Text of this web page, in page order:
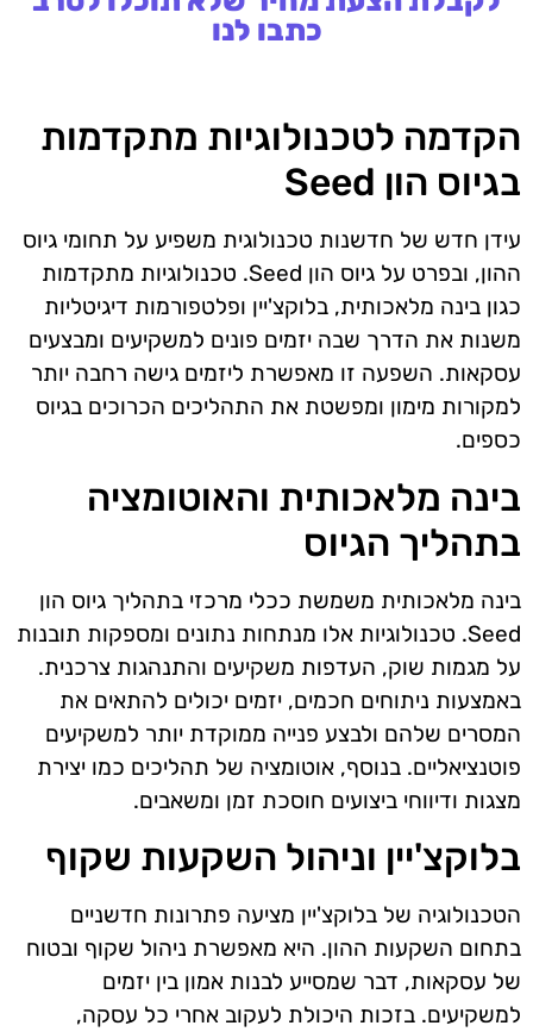
כתבו לנו
הקדמה לטכנולוגיות מתקדמות
בגיוס הון Seed
עידן חדש של חדשנות טכנולוגית משפיע על תחומי גיוס
ההון, ובפרט על גיוס הון Seed. טכנולוגיות מתקדמות
כגון בינה מלאכותית, בלוקצ'יין ופלטפורמות דיגיטליות
משנות את הדרך שבה יזמים פונים למשקיעים ומבצעים
עסקאות. השפעה זו מאפשרת ליזמים גישה רחבה יותר
למקורות מימון ומפשטת את התהליכים הכרוכים בגיוס
כספים.
בינה מלאכותית והאוטומציה
בתהליך הגיוס
בינה מלאכותית משמשת ככלי מרכזי בתהליך גיוס הון
Seed. טכנולוגיות אלו מנתחות נתונים ומספקות תובנות
על מגמות שוק, העדפות משקיעים והתנהגות צרכנית.
באמצעות ניתוחים חכמים, יזמים יכולים להתאים את
המסרים שלהם ולבצע פנייה ממוקדת יותר למשקיעים
פוטנציאליים. בנוסף, אוטומציה של תהליכים כמו יצירת
מצגות ודיווחי ביצועים חוסכת זמן ומשאבים.
בלוקצ'יין וניהול השקעות שקוף
הטכנולוגיה של בלוקצ'יין מציעה פתרונות חדשניים
בתחום השקעות ההון. היא מאפשרת ניהול שקוף ובטוח
של עסקאות, דבר שמסייע לבנות אמון בין יזמים
למשקיעים. בזכות היכולת לעקוב אחרי כל עסקה,